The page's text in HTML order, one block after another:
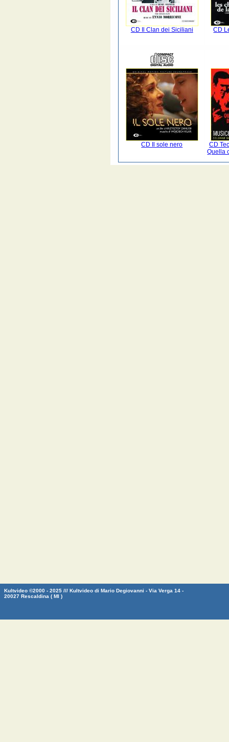
CD Il Clan dei Siciliani CD
CD Il sole nero
CD
Quella
Kultvideo ©2000 - 2025 /// Kultvideo di Mario Degiovanni - Via Verga 14 -
20027 Rescaldina ( MI )